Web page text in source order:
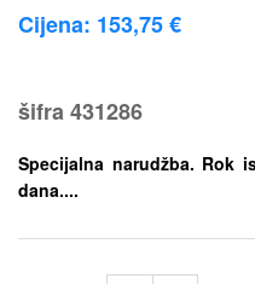
Cijena: 153,75 €
šifra431286
Specijalna narudžba. Rok
dana....